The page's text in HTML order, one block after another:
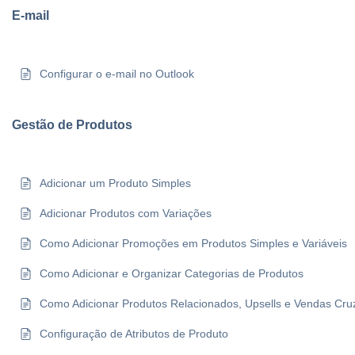
E-mail
Configurar o e-mail no Outlook
Gestão de Produtos
Adicionar um Produto Simples
Adicionar Produtos com Variações
Como Adicionar Promoções em Produtos Simples e Variáveis
Como Adicionar e Organizar Categorias de Produtos
Como Adicionar Produtos Relacionados, Upsells e Vendas
Configuração de Atributos de Produto